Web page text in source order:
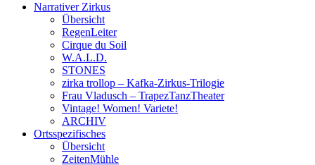
Narrativer Zirkus
Übersicht
RegenLeiter
Cirque du Soil
W.A.L.D.
STONES
zirka trollop – Kafka-Zirkus-Trilogie
Frau Vladusch – TrapezTanzTheater
Vintage! Women! Variete!
ARCHIV
Ortsspezifisches
Übersicht
ZeitenMühle